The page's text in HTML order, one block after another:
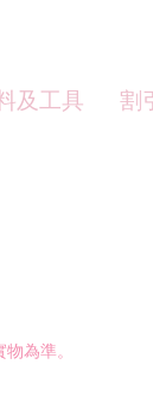
及工具 割
為準。